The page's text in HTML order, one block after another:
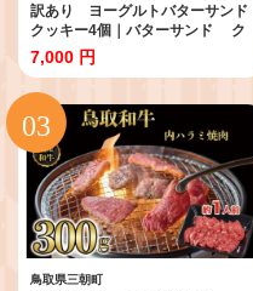
訳あり ヨーグルトバターサンド
クッキー4個｜バターサンド ク
ッキー 米粉 グルテンフリー 白
バラ いちご チョコ お菓子 スイー
ツ バターサンド ばたーさんど
ギフト プレゼント 手土産
buttercream sandwich cookie
人気 おすすめ お取り寄せ 送料
無料 鳥取県 三朝町
7,000 円
鳥取県三朝町